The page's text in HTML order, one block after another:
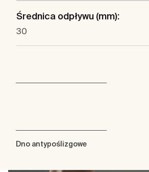
Średnica odpływu (mm):
30
Dno antypoślizgowe